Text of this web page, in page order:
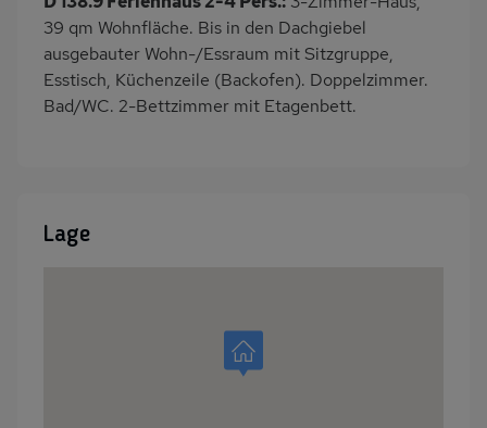
39 qm Wohnfläche. Bis in den Dachgiebel
ausgebauter Wohn-/Essraum mit Sitzgruppe,
Esstisch, Küchenzeile (Backofen). Doppelzimmer.
Bad/WC. 2-Bettzimmer mit Etagenbett.
Lage